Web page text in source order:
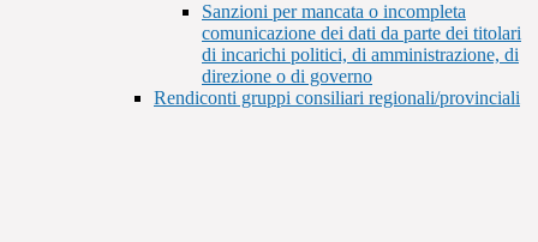
Sanzioni per mancata o incompleta
comunicazione dei dati da parte dei titolari
di incarichi politici, di amministrazione, di
direzione o di governo
Rendiconti gruppi consiliari regionali/provinciali